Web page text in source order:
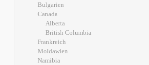
Bulgarien
Canada
Alberta
British Columbia
Frankreich
Moldawien
Namibia